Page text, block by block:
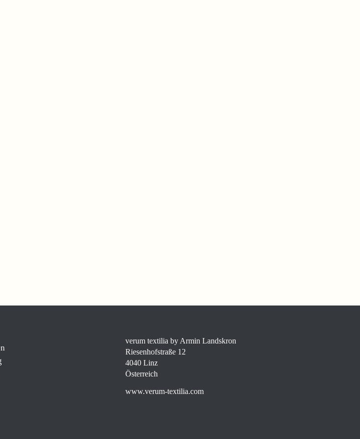
verum textilia by Armin Landskron
Riesenhofstraße 12
4040 Linz
Österreich
www.verum-textilia.com